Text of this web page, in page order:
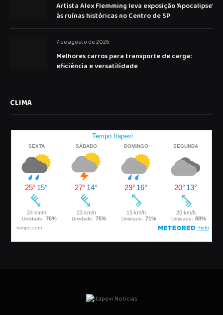
Artista Alex Flemming leva exposição ‘Apocalipse’
às ruínas históricas no Centro de SP
7 de agosto de 2026
Melhores carros para transporte de carga:
eficiência e versatilidade
CLIMA